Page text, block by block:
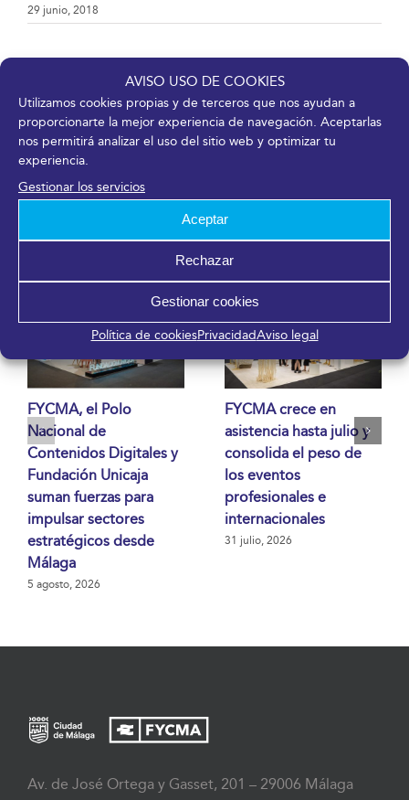
AVISO USO DE COOKIES
Utilizamos cookies propias y de terceros que nos ayudan a
proporcionarte la mejor experiencia de navegación. Aceptarlas
nos permitirá analizar el uso del sitio web y optimizar tu
experiencia.
Gestionar los servicios
Aceptar
Rechazar
Gestionar cookies
Política de cookiesPrivacidadAviso legal
29 junio, 2018
¡Comparte en tus redes sociales!
Facebook
X LinkedInWhatsApp
TelegramPinterestCorreo
FYCMA, el Polo
Nacional de
Contenidos Digitales y
Fundación Unicaja
suman fuerzas para
impulsar sectores
estratégicos desde
Málaga
5 agosto, 2026
FYCMA crece en
asistencia hasta julio y
consolida el peso de
los eventos
profesionales e
internacionales
31 julio, 2026
Av. de José Ortega y Gasset, 201 – 29006 Málaga